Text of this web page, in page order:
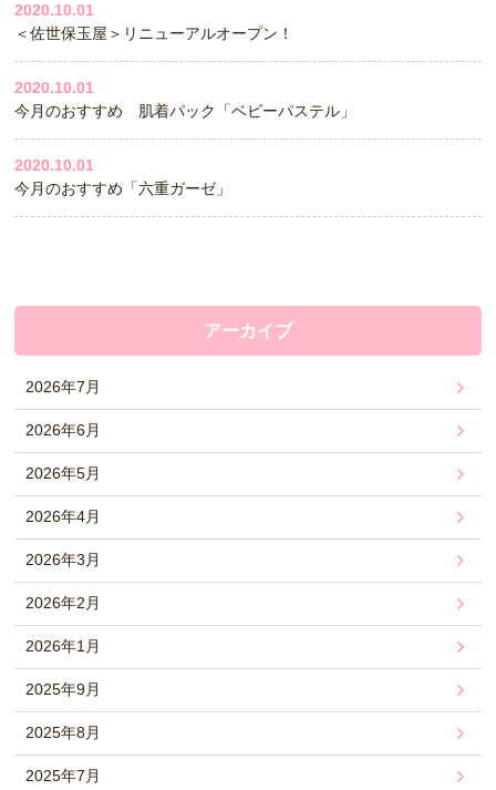
2020.10.01
＜佐世保玉屋＞リニューアルオープン！
2020.10.01
今月のおすすめ 肌着パック「ベビーパステル」
2020.10.01
今月のおすすめ「六重ガーゼ」
アーカイブ
2026年7月
2026年6月
2026年5月
2026年4月
2026年3月
2026年2月
2026年1月
2025年9月
2025年8月
2025年7月